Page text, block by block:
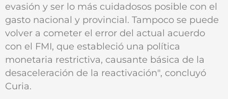
evasión y ser lo más cuidadosos posible con el
gasto nacional y provincial. Tampoco se puede
volver a cometer el error del actual acuerdo
con el FMI, que estableció una política
monetaria restrictiva, causante básica de la
desaceleración de la reactivación", concluyó
Curia.